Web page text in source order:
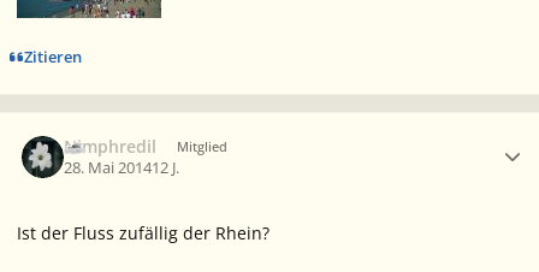
Zitieren
Nimphredil Mitglied
28. Mai 201412 J.
Ist der Fluss zufällig der Rhein?